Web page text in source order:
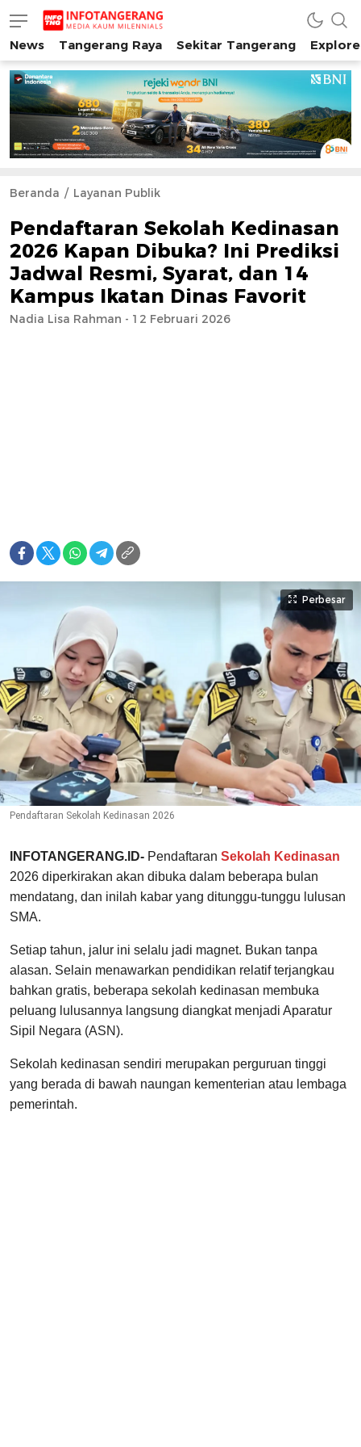
INFO TANGERANG
Media Kaum Millenials Tangerang Raya
News Tangerang Raya Sekitar Tangerang
Beranda Layanan Publik
Pendaftaran Sekolah Kedinasan
2026 Kapan Dibuka? Ini Prediksi
Jadwal Resmi, Syarat, dan 14
Kampus Ikatan Dinas Favorit
Nadia Lisa Rahman - 12 Februari 2026
Perbesar
Pendaftaran Sekolah Kedinasan 2026
INFOTANGERANG.ID- Pendaftaran Sekolah Kedinasan
2026 diperkirakan akan dibuka dalam beberapa bulan
mendatang, dan inilah kabar yang ditunggu-tunggu lulusan
SMA.
Setiap tahun, jalur ini selalu jadi magnet. Bukan tanpa
alasan. Selain menawarkan pendidikan relatif terjangkau
bahkan gratis, beberapa sekolah kedinasan membuka
peluang lulusannya langsung diangkat menjadi Aparatur
Sipil Negara (ASN).
Sekolah kedinasan sendiri merupakan perguruan tinggi
yang berada di bawah naungan kementerian atau lembaga
pemerintah.